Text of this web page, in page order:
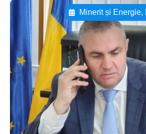
Minerit și Energie,
Adaugă aici
subtitluAdaugă
textul pentru
subtitluAdaugă
textul pentru
subtitluAdaugă
textul pentru